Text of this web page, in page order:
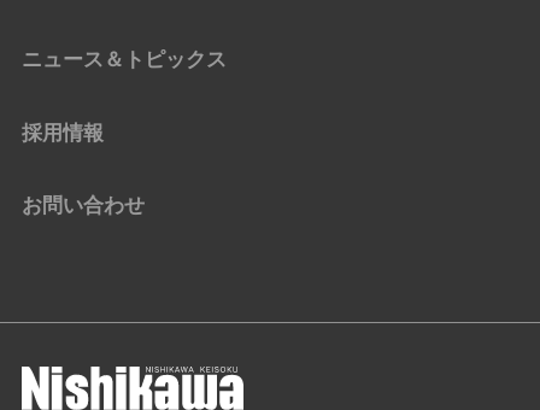
ニュース＆トピックス
採用情報
お問い合わせ